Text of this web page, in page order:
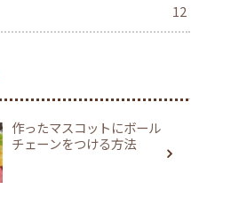
12
作ったマスコットにボール
チェーンをつける方法